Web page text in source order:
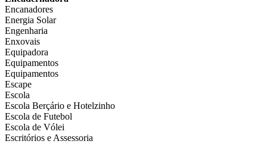
Encanadores
Energia Solar
Engenharia
Enxovais
Equipadora
Equipamentos
Equipamentos
Escape
Escola
Escola Berçário e Hotelzinho
Escola de Futebol
Escola de Vólei
Escritórios e Assessoria